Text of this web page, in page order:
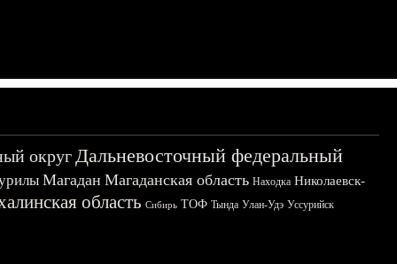
округДальневосточный федеральный
Магадан Магаданская область Находка Николаевск-
область Сибирь ТОФ Тында Улан-Удэ Уссурийск